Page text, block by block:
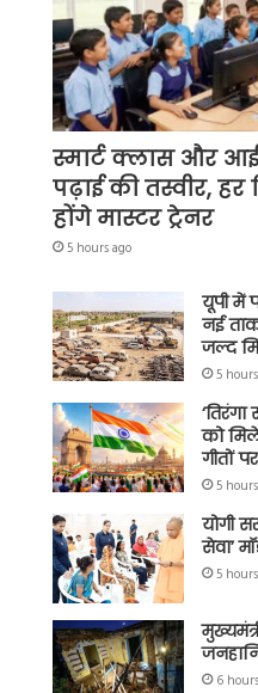
स्मार्ट क्लास और
पढ़ाई की तस्वीर,
होंगे मास्टर ट्रेनर
5 hours ago
यूपी में
नई
जल्द
5
‘तिरंगा
को
गीतों
5
योगी
सेवा’
5
6